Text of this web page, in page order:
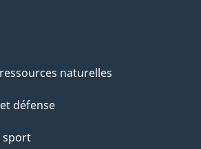
naturelles
défense
sport